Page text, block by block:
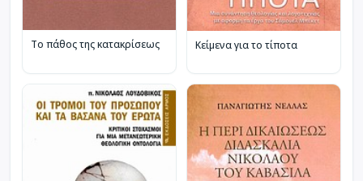
Το πάθος της κατακρίσεως Κείμενα για το τίποτα